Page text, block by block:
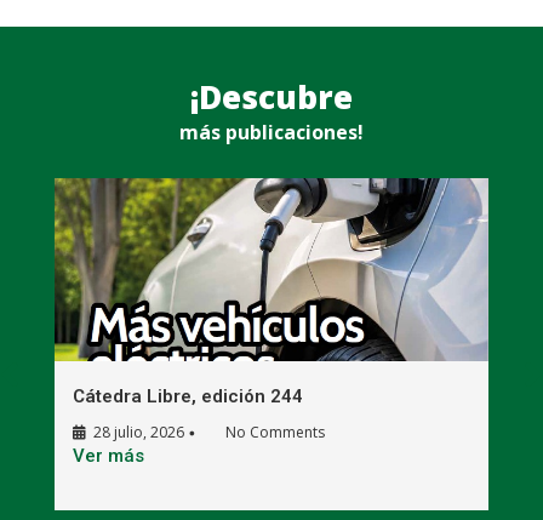
¡Descubre
más publicaciones!
Cátedra Libre, edición 244
28 julio, 2026 • No Comments
Ver más